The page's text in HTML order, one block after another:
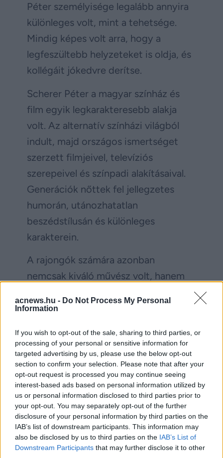
acnews.hu - Do Not Process My Personal
Information
If you wish to opt-out of the sale, sharing to third parties, or
processing of your personal or sensitive information for
targeted advertising by us, please use the below opt-out
section to confirm your selection. Please note that after your
opt-out request is processed you may continue seeing
interest-based ads based on personal information utilized by
us or personal information disclosed to third parties prior to
your opt-out. You may separately opt-out of the further
disclosure of your personal information by third parties on the
IAB’s list of downstream participants. This information may
also be disclosed by us to third parties on the IAB’s List of
Downstream Participants that may further disclose it to other
Péter személyisége legalább annyira
különleges volt, mint a tehetsége.
Mindig képes volt arra, hogy a
legfeszültebb helyzeteket is oldja, és
kollégáit jókedvre derítse.
Scherer Péter a magyar színház és
film egyik legkarakteresebb alakja
volt. Az alternatív színházi világból
indult, majd országos ismertséget
szerzett filmjeivel, televíziós
szerepeivel és színpadi alakításaival.
Generációk nőttek fel jellegzetes
humorán, utánozhatatlan
beszédstílusán és különleges
karakterein.
A rajongók számára azonban
nemcsak kiváló művész volt, hanem
mindig önazonos maradt. Halálával
veszített el az ország, hanem egy
olyan embert is, aki sokak életébe vitt
örömöt, nevetést és gondolatokat.
Scherer Péter emléke szerepeiben,
filmjeiben és a róla őrzött személyes
történetekben él tovább. A magyar
kulturális élet egyik